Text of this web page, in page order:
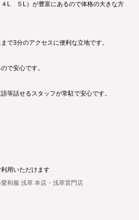
L ５L）が豊富にあるので体格の大きな方
3分のアクセスに便利な立地です。
で安心です。
話せるスタッフが常駐で安心です。
用いただけます
和服 浅草 本店・浅草雷門店